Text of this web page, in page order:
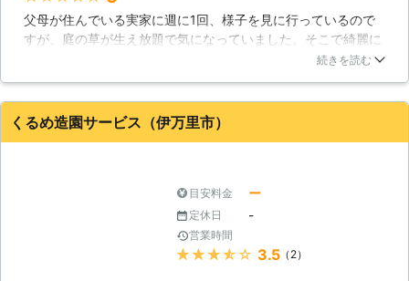
父母が住んでいる実家に週に1回、様子を見に行っているので
すが、庭の草が生え放題で気になっていました。そこで綺麗に
してあげようと思い、伊万里市で作業をしてくれる業者を探
て綺麗に刈り終えてくれました。父母もとても喜んでくれたの
で、嬉しかったです。スタッフの方には本当に感謝していま
続きを読む
くるめ造園サービス（伊万里市）
目安料金 ー
定休日 -
営業時間
★★★★★ 3.5（2）